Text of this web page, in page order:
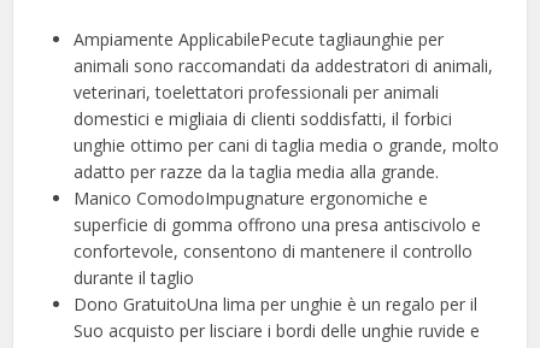
Ampiamente ApplicabilePecute tagliaunghie per
animali sono raccomandati da addestratori di animali,
veterinari, toelettatori professionali per animali
domestici e migliaia di clienti soddisfatti, il forbici
unghie ottimo per cani di taglia media o grande, molto
adatto per razze da la taglia media alla grande.
Manico ComodoImpugnature ergonomiche e
superficie di gomma offrono una presa antiscivolo e
confortevole, consentono di mantenere il controllo
durante il taglio
Dono GratuitoUna lima per unghie è un regalo per il
Suo acquisto per lisciare i bordi delle unghie ruvide e